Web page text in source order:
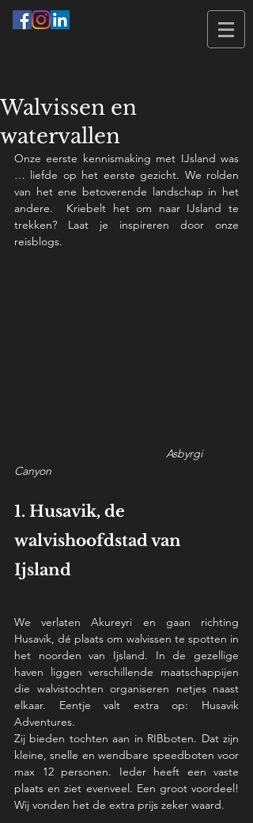
Walvissen en
watervallen
Onze eerste kennismaking met IJsland was
… liefde op het eerste gezicht. We rolden
van het ene betoverende landschap in het
andere.  Kriebelt het om naar IJsland te
trekken? Laat je inspireren door onze
reisblogs.
Asbyrgi
Canyon
1. Husavik, de
walvishoofdstad van
Ijsland
We verlaten Akureyri en gaan richting
Husavik, dé plaats om walvissen te spotten in
het noorden van Ijsland. In de gezellige
haven liggen verschillende maatschappijen
die walvistochten organiseren netjes naast
elkaar. Eentje valt extra op: Husavik
Adventures.
Zij bieden tochten aan in RIBboten. Dat zijn
kleine, snelle en wendbare speedboten voor
max 12 personen. Ieder heeft een vaste
plaats en ziet evenveel. Een groot voordeel!
Wij vonden het de extra prijs zeker waard.